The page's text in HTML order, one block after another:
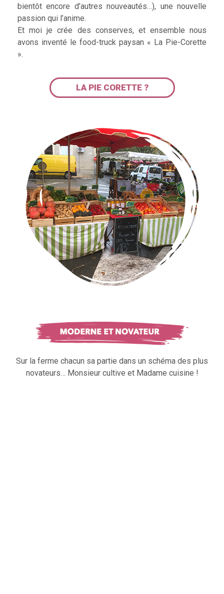
bientôt encore d’autres nouveautés…), une nouvelle
passion qui l’anime.
Et moi je crée des conserves, et ensemble nous
avons inventé le food-truck paysan « La Pie-Corette
».
LA PIE CORETTE ?
Sur la ferme chacun sa partie dans un schéma des plus
novateurs… Monsieur cultive et Madame cuisine !